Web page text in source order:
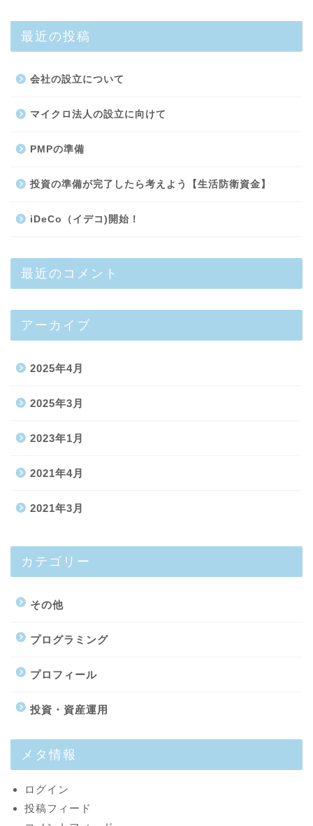
最近の投稿
会社の設立について
マイクロ法人の設立に向けて
PMPの準備
投資の準備が完了したら考えよう【生活防衛資金】
iDeCo（イデコ)開始！
最近のコメント
アーカイブ
2025年4月
2025年3月
2023年1月
2021年4月
2021年3月
カテゴリー
その他
プログラミング
プロフィール
投資・資産運用
メタ情報
ログイン
投稿フィード
投資・資産運用